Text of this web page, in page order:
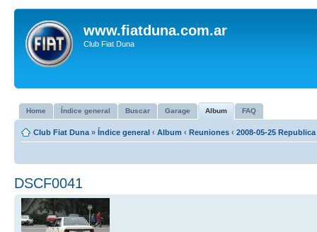
www.fiatduna.com.ar
Club Fiat Duna
Home Índice general Buscar Garage Album FAQ
Club Fiat Duna » Índice general ‹ Album ‹ Reuniones ‹ 2008-05-25
DSCF0041